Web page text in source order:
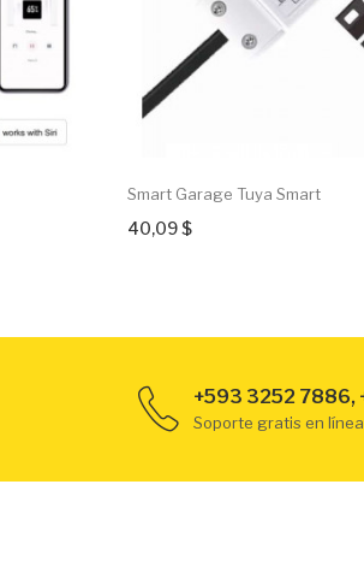
Smart Garage Tuya Smart
40,09 $
Soporte gratis en línea